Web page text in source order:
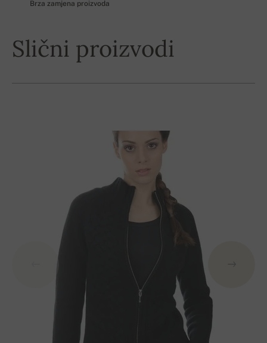
Brza zamjena proizvoda
Slični proizvodi